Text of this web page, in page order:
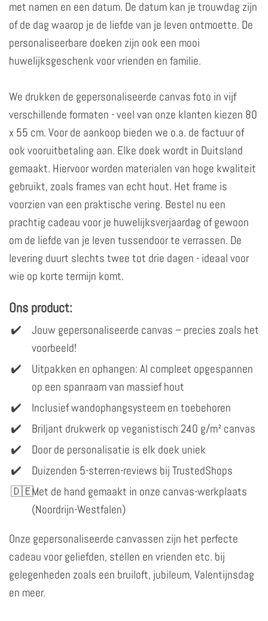
met namen en een datum. De datum kan je trouwdag zijn
of de dag waarop je de liefde van je leven ontmoette. De
personaliseerbare doeken zijn ook een mooi
huwelijksgeschenk voor vrienden en familie.
We drukken de gepersonaliseerde canvas foto in vijf
verschillende formaten - veel van onze klanten kiezen 80
x 55 cm. Voor de aankoop bieden we o.a. de factuur of
ook vooruitbetaling aan. Elke doek wordt in Duitsland
gemaakt. Hiervoor worden materialen van hoge kwaliteit
gebruikt, zoals frames van echt hout. Het frame is
voorzien van een praktische vering. Bestel nu een
prachtig cadeau voor je huwelijksverjaardag of gewoon
om de liefde van je leven tussendoor te verrassen. De
levering duurt slechts twee tot drie dagen - ideaal voor
wie op korte termijn komt.
Ons product:
Jouw gepersonaliseerde canvas – precies zoals het
voorbeeld!
Uitpakken en ophangen: Al compleet opgespannen
op een spanraam van massief hout
Inclusief wandophangsysteem en toebehoren
Briljant drukwerk op veganistisch 240 g/m² canvas
Door de personalisatie is elk doek uniek
Duizenden 5-sterren-reviews bij TrustedShops
Met de hand gemaakt in onze canvas-werkplaats
(Noordrijn-Westfalen)
Onze gepersonaliseerde canvassen zijn het perfecte
cadeau voor geliefden, stellen en vrienden etc. bij
gelegenheden zoals een bruiloft, jubileum, Valentijnsdag
en meer.